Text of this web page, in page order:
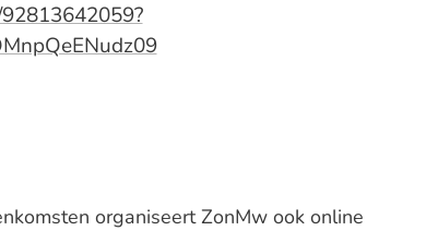
organiseert ZonMw ook online